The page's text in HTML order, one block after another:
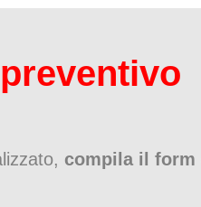
compila il form